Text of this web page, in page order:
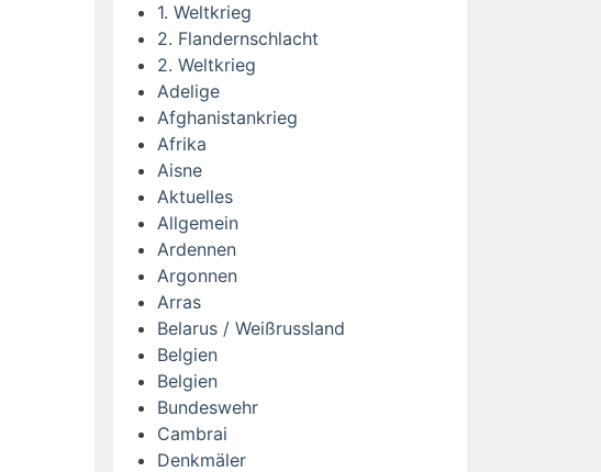
1. Weltkrieg
2. Flandernschlacht
2. Weltkrieg
Adelige
Afghanistankrieg
Afrika
Aisne
Aktuelles
Allgemein
Ardennen
Argonnen
Arras
Belarus / Weißrussland
Belgien
Belgien
Bundeswehr
Cambrai
Denkmäler